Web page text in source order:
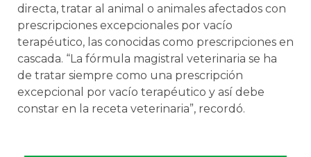
directa, tratar al animal o animales afectados con
prescripciones excepcionales por vacío
terapéutico, las conocidas como prescripciones en
cascada. “La fórmula magistral veterinaria se ha
de tratar siempre como una prescripción
excepcional por vacío terapéutico y así debe
constar en la receta veterinaria”, recordó.